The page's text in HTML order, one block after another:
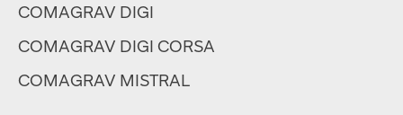
COMAGRAV DIGI
COMAGRAV DIGI CORSA
COMAGRAV MISTRAL